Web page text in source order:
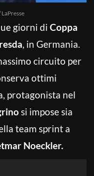
giorni di Coppa
, in Germania.
circuito per
ottimi
protagonista nel
si impose sia
team sprint a
Noeckler.